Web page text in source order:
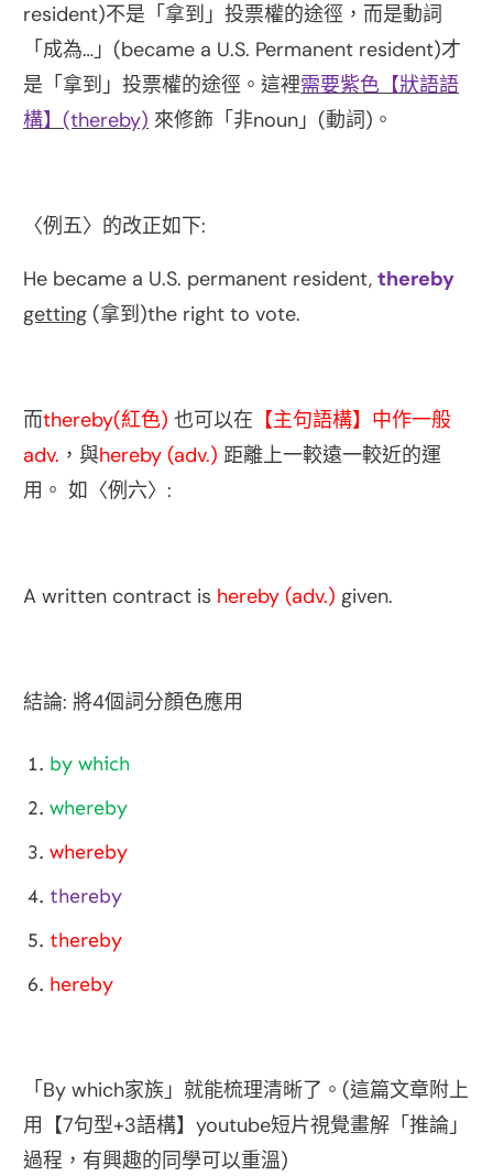
resident)不是「拿到」投票權的途徑，而是動詞
「成為… 」 (became a U.S. Permanent resident)才
是「拿到」投票權的途徑。這裡需要紫色【狀語語
構】 (thereby) 來修飾「非noun 」 (動詞 ) 。
〈例五〉的改正如下:
He became a U.S. permanent resident, thereby
getting (拿到 )the right to vote.
而thereby(紅色) 也可以在 【主句語構】中作一般
adv. ，與hereby (adv.) 距離上一較遠一較近的運
用。 如〈例六〉 :
A written contract is hereby (adv.) given.
結論: 將4個詞分顏色應用
by which
whereby
whereby
thereby
thereby
hereby
「 By which家族」就能梳理清晰了。 (這篇文章附上
用【7句型+3語構】 youtube短片視覺畫解「推論」
過程，有興趣的同學可以重溫)